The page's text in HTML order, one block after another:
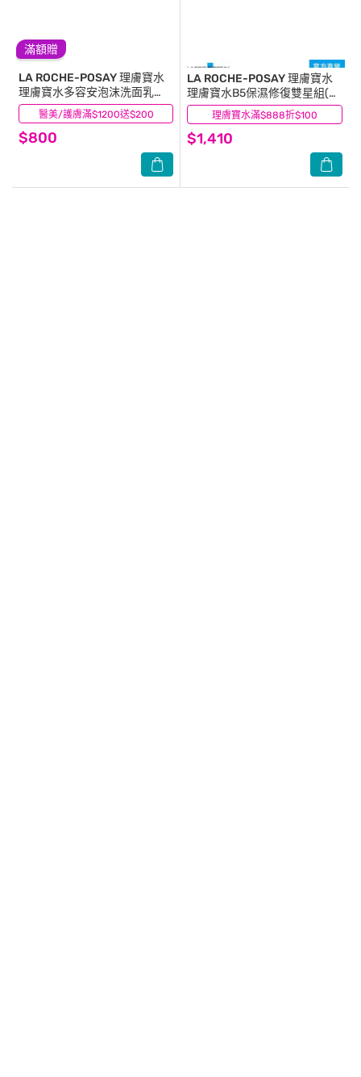
滿額贈
醫美/護膚滿$1200送$200
LA ROCHE-POSAY 理膚寶水
理膚寶水多容安泡沫洗面乳
125ml
$800
(11) 理膚寶水滿$888折$100
LA ROCHE-POSAY 理膚寶水
理膚寶水B5保濕修復雙星組(霜
+化妝水)
$1,410
(7)